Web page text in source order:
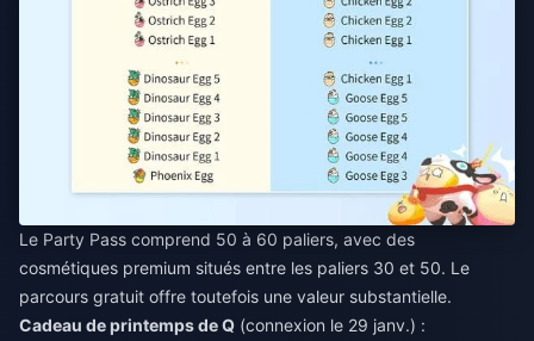
Le Party Pass comprend 50 à 60 paliers, avec des
cosmétiques premium situés entre les paliers 30 et 50. Le
parcours gratuit offre toutefois une valeur substantielle.
Cadeau de printemps de Q (connexion le 29 janv.) :